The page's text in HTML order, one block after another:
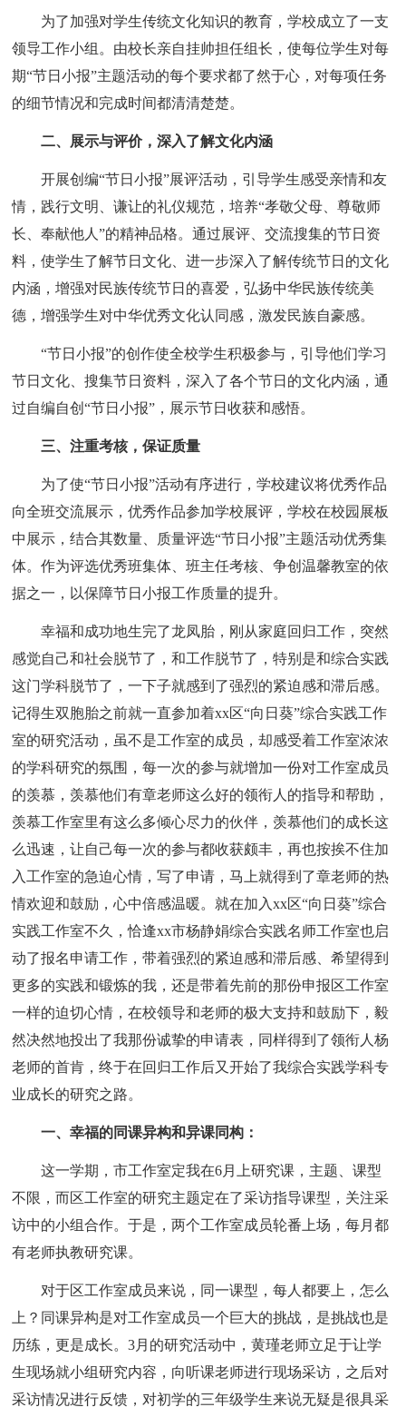
为了加强对学生传统文化知识的教育，学校成立了一支
领导工作小组。由校长亲自挂帅担任组长，使每位学生对每
期“节日小报”主题活动的每个要求都了然于心，对每项任务
的细节情况和完成时间都清清楚楚。
二、展示与评价，深入了解文化内涵
开展创编“节日小报”展评活动，引导学生感受亲情和友
情，践行文明、谦让的礼仪规范，培养“孝敬父母、尊敬师
长、奉献他人”的精神品格。通过展评、交流搜集的节日资
料，使学生了解节日文化、进一步深入了解传统节日的文化
内涵，增强对民族传统节日的喜爱，弘扬中华民族传统美
德，增强学生对中华优秀文化认同感，激发民族自豪感。
“节日小报”的创作使全校学生积极参与，引导他们学习
节日文化、搜集节日资料，深入了各个节日的文化内涵，通
过自编自创“节日小报”，展示节日收获和感悟。
三、注重考核，保证质量
为了使“节日小报”活动有序进行，学校建议将优秀作品
向全班交流展示，优秀作品参加学校展评，学校在校园展板
中展示，结合其数量、质量评选“节日小报”主题活动优秀集
体。作为评选优秀班集体、班主任考核、争创温馨教室的依
据之一，以保障节日小报工作质量的提升。
幸福和成功地生完了龙凤胎，刚从家庭回归工作，突然
感觉自己和社会脱节了，和工作脱节了，特别是和综合实践
这门学科脱节了，一下子就感到了强烈的紧迫感和滞后感。
记得生双胞胎之前就一直参加着xx区“向日葵”综合实践工作
室的研究活动，虽不是工作室的成员，却感受着工作室浓浓
的学科研究的氛围，每一次的参与就增加一份对工作室成员
的羡慕，羡慕他们有章老师这么好的领衔人的指导和帮助，
羡慕工作室里有这么多倾心尽力的伙伴，羡慕他们的成长这
么迅速，让自己每一次的参与都收获颇丰，再也按挨不住加
入工作室的急迫心情，写了申请，马上就得到了章老师的热
情欢迎和鼓励，心中倍感温暖。就在加入xx区“向日葵”综合
实践工作室不久，恰逢xx市杨静娟综合实践名师工作室也启
动了报名申请工作，带着强烈的紧迫感和滞后感、希望得到
更多的实践和锻炼的我，还是带着先前的那份申报区工作室
一样的迫切心情，在校领导和老师的极大支持和鼓励下，毅
然决然地投出了我那份诚挚的申请表，同样得到了领衔人杨
老师的首肯，终于在回归工作后又开始了我综合实践学科专
业成长的研究之路。
一、幸福的同课异构和异课同构：
这一学期，市工作室定我在6月上研究课，主题、课型
不限，而区工作室的研究主题定在了采访指导课型，关注采
访中的小组合作。于是，两个工作室成员轮番上场，每月都
有老师执教研究课。
对于区工作室成员来说，同一课型，每人都要上，怎么
上？同课异构是对工作室成员一个巨大的挑战，是挑战也是
历练，更是成长。3月的研究活动中，黄瑾老师立足于让学
生现场就小组研究内容，向听课老师进行现场采访，之后对
采访情况进行反馈，对初学的三年级学生来说无疑是很具采